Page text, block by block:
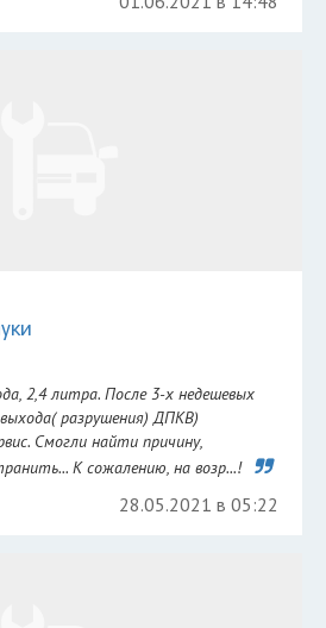
2,4 литра. После 3-х недешевых
разрушения) ДПКВ)
Смогли найти причину,
К сожалению, на возр...!
28.05.2021 в 05:22